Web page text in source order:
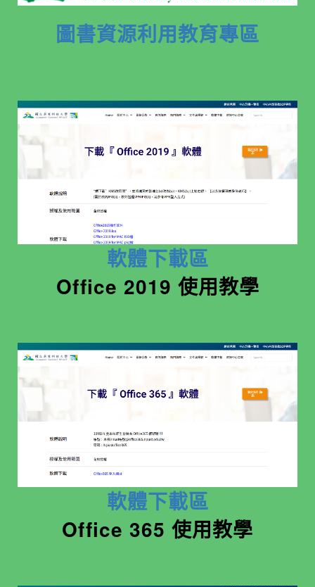
圖書資源利用教育專區
軟體下載區
Office 2019 使用教學
軟體下載區
Office 365 使用教學